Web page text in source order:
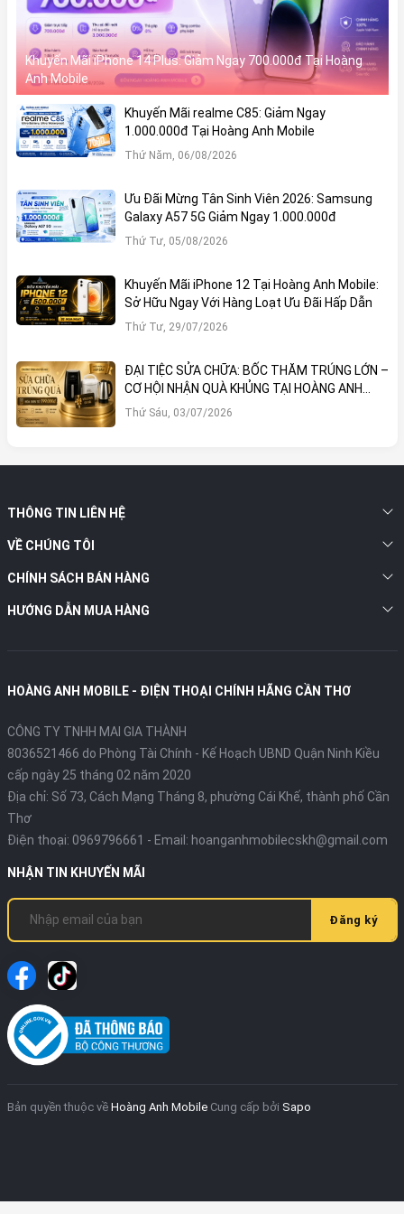
Lưu ý:Máy thuộc diệnthanh lý
, hình thức có thể trầy
xước nhẹ theo thời gian. Số lượng có hạn.
Ngoài ra, khách hàng còn được hỗ trợ kiểm tra máy thoải
mái trước khi mua. Đây là lựa chọn lý tưởng cho học sinh,
sinh viên, người cần máy phụ hoặc muốn sở hữu điện
thoại cấu hình tốt mà vẫn tiết kiệm chi phí.
chiếc smartphone thanh lý ưng ý – giá rẻ, chất lượng
đảm bảo, mua là lời!
Khuyến Mãi iPhone 14 Plus: Giảm Ngay 700.000đ Tại Hoàng
Anh Mobile
Khuyến Mãi realme C85: Giảm Ngay
1.000.000đ Tại Hoàng Anh Mobile
Thứ Năm, 06/08/2026
Ưu Đãi Mừng Tân Sinh Viên 2026: Samsung
Galaxy A57 5G Giảm Ngay 1.000.000đ
Thứ Tư, 05/08/2026
Khuyến Mãi iPhone 12 Tại Hoàng Anh Mobile:
Sở Hữu Ngay Với Hàng Loạt Ưu Đãi Hấp Dẫn
Thứ Tư, 29/07/2026
ĐẠI TIỆC SỬA CHỮA: BỐC THĂM TRÚNG LỚN –
CƠ HỘI NHẬN QUÀ KHỦNG TẠI HOÀNG ANH
MOBILE
Thứ Sáu, 03/07/2026
THÔNG TIN LIÊN HỆ
VỀ CHÚNG TÔI
CHÍNH SÁCH BÁN HÀNG
HƯỚNG DẪN MUA HÀNG
HOÀNG ANH MOBILE - ĐIỆN THOẠI CHÍNH HÃNG CẦN THƠ
CÔNG TY TNHH MAI GIA THÀNH
8036521466 do Phòng Tài Chính - Kế Hoạch UBND Quận Ninh Kiều
cấp ngày 25 tháng 02 năm 2020
Địa chỉ: Số 73, Cách Mạng Tháng 8, phường Cái Khế, thành phố Cần
Thơ
Điện thoại: 0969796661 - Email: hoanganhmobilecskh@gmail.com
NHẬN TIN KHUYẾN MÃI
Đăng ký
Bản quyền thuộc về Hoàng Anh Mobile Cung cấp bởi Sapo